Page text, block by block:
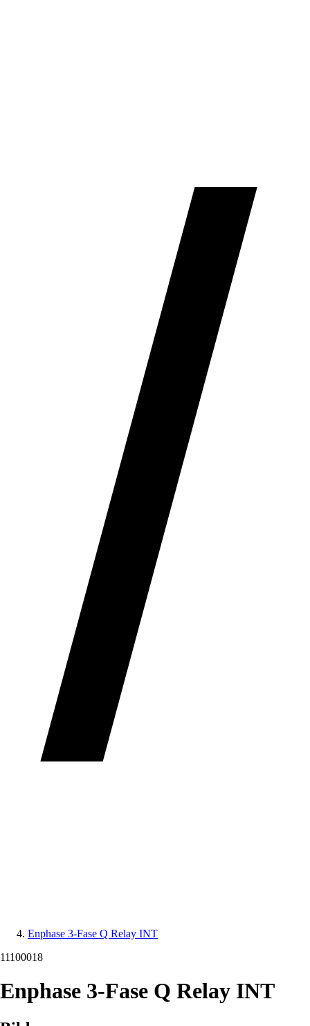
Enphase 3-Fase Q Relay INT
11100018
Enphase 3-Fase Q Relay INT